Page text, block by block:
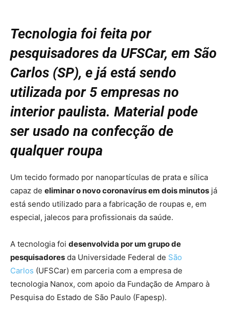
Tecnologia foi feita por
pesquisadores da UFSCar, em São
Carlos (SP), e já está sendo
utilizada por 5 empresas no
interior paulista. Material pode
ser usado na confecção de
qualquer roupa
Um tecido formado por nanopartículas de prata e sílica
capaz de eliminar o novo coronavírus em dois minutos já
está sendo utilizado para a fabricação de roupas e, em
especial, jalecos para profissionais da saúde.
A tecnologia foi desenvolvida por um grupo de
pesquisadores da Universidade Federal de São
Carlos (UFSCar) em parceria com a empresa de
tecnologia Nanox, com apoio da Fundação de Amparo à
Pesquisa do Estado de São Paulo (Fapesp).